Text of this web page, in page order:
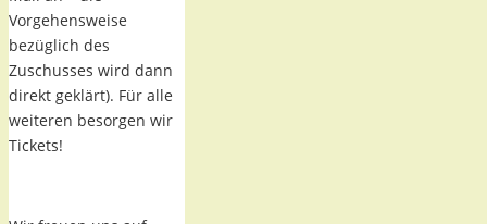
Vorgehensweise
bezüglich des
Zuschusses wird dann
direkt geklärt). Für alle
weiteren besorgen wir
Tickets!